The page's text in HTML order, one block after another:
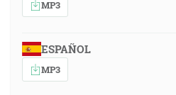
MP3
ESPAÑOL
MP3